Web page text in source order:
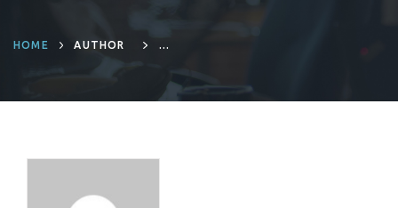
HOME
AUTHOR
PHILIPPE PROULX